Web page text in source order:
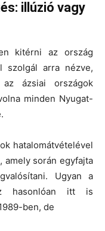
illúzió vagy
kitérni az ország
szolgál arra nézve,
ázsiai országok
minden Nyugat-
hatalomátvételével
amely során egyfajta
Ugyan a
hasonlóan itt is
ben, de